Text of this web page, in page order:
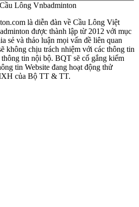
Lông Vnbadminton
là diễn đàn về Cầu Lông Việt
được thành lập từ 2012 với mục
sẻ và thảo luận mọi vấn đề liên quan
không chịu trách nhiệm với các thông tin
tin nội bộ. BQT sẽ cố gắng kiểm
tin Website đang hoạt động thử
của Bộ TT & TT.